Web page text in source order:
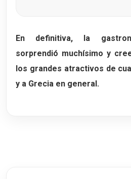
En definitiva, la
sorprendió muchísimo y
los grandes atractivos de
y a Grecia en general.